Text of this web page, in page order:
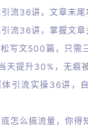
流36讲，文章末尾
流36讲，掌握文
写文500篇，只需
天提升30%，无痕
引流实操36讲，
怎么搞流量，你得